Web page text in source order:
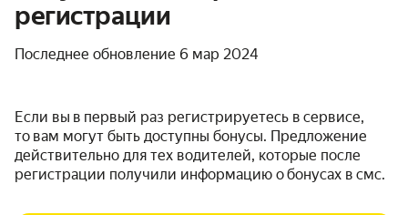
регистрации
Последнее обновление 6 мар 2024
Если вы в первый раз регистрируетесь в сервисе,
то вам могут быть доступны бонусы. Предложение
действительно для тех водителей, которые после
регистрации получили информацию о бонусах в смс.